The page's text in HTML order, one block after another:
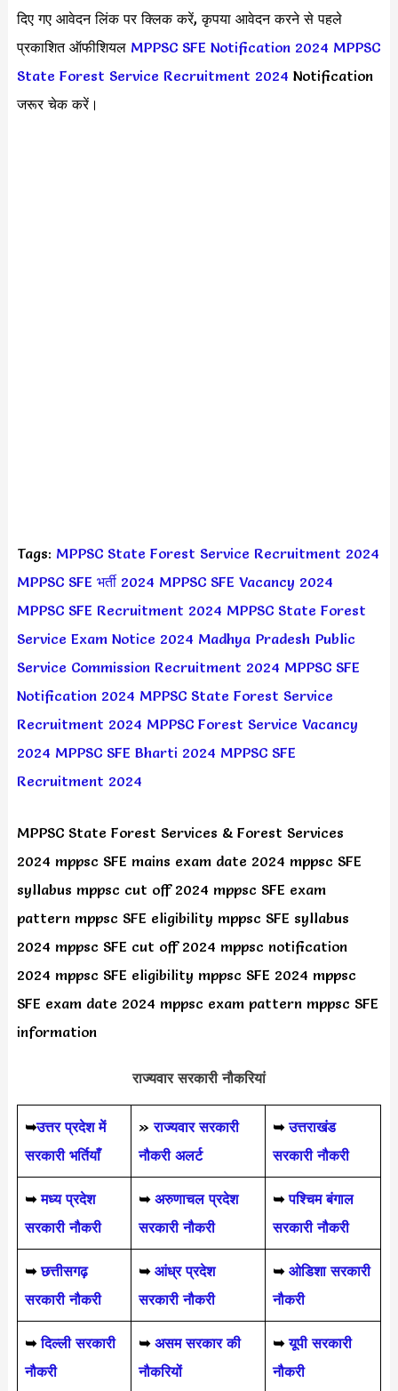
दिए गए आवेदन लिंक पर क्लिक करें, कृपया आवेदन करने से पहले
प्रकाशित ऑफीशियल MPPSC SFE Notification 2024 MPPSC
State Forest Service Recruitment 2024 Notification
जरूर चेक करें।
Tags: MPPSC State Forest Service Recruitment 2024
MPPSC SFE भर्ती 2024 MPPSC SFE Vacancy 2024
MPPSC SFE Recruitment 2024 MPPSC State Forest
Service Exam Notice 2024 Madhya Pradesh Public
Service Commission Recruitment 2024 MPPSC SFE
Notification 2024 MPPSC State Forest Service
Recruitment 2024 MPPSC Forest Service Vacancy
2024 MPPSC SFE Bharti 2024 MPPSC SFE
Recruitment 2024
MPPSC State Forest Services & Forest Services
2024 mppsc SFE mains exam date 2024 mppsc SFE
syllabus mppsc cut off 2024 mppsc SFE exam
pattern mppsc SFE eligibility mppsc SFE syllabus
2024 mppsc SFE cut off 2024 mppsc notification
2024 mppsc SFE eligibility mppsc SFE 2024 mppsc
SFE exam date 2024 mppsc exam pattern mppsc SFE
information
राज्यवार सरकारी नौकरियां
➥उत्तर प्रदेश में
सरकारी भर्तियाँ
»राज्यवार सरकारी
नौकरी अलर्ट
➥ उत्तराखंड
सरकारी नौकरी
➥ मध्य प्रदेश
सरकारी नौकरी
➥ अरुणाचल प्रदेश
सरकारी नौकरी
➥ पश्चिम बंगाल
सरकारी नौकरी
➥ छत्तीसगढ़
सरकारी नौकरी
➥ आंध्र प्रदेश
सरकारी नौकरी
➥ ओडिशा सरकारी
नौकरी
➥ दिल्ली सरकारी
नौकरी
➥ असम सरकार की
नौकरियों
➥ यूपी सरकारी
नौकरी